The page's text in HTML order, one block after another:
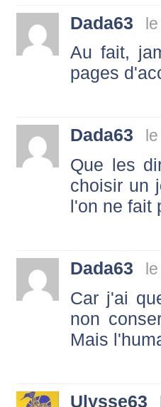
Dada63
Au fait,
pages
Dada63
Que les
choisir un
l'on ne fait
Dada63
Car j'ai
non
Mais
Ulysse63